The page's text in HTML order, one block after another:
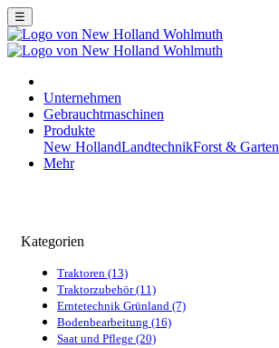
☰
Unternehmen
Gebrauchtmaschinen
Produkte
New HollandLandtechnikForst & Garten
Mehr
Kategorien
Traktoren (13)
Traktorzubehör (11)
Erntetechnik Grünland (7)
Bodenbearbeitung (16)
Saat und Pflege (20)